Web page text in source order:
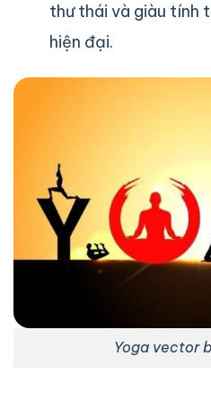
thư thái và giàu tính
hiện đại.
Yoga vector